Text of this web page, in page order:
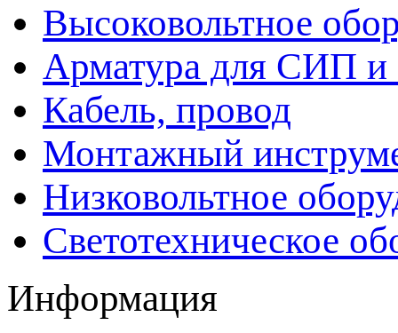
Высоковольтное
Арматура для СИП
Кабель, провод
Монтажный
Низковольтное
Светотехническое
Информация